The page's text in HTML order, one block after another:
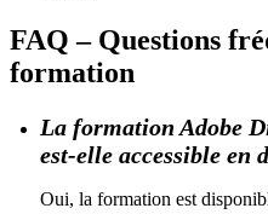
FAQ – Questions
formation
La formation Adobe
est‑elle accessible en
Oui, la formation est